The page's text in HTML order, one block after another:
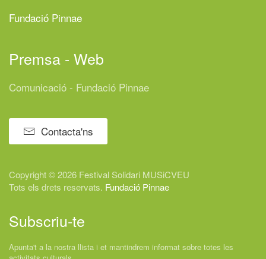
Fundació Pinnae
Premsa - Web
Comunicació - Fundació Pinnae
Contacta'ns
Copyright © 2026 Festival Solidari MUSiCVEU
Tots els drets reservats. Fundació Pinnae
Subscriu-te
Apunta't a la nostra llista i et mantindrem informat sobre totes les